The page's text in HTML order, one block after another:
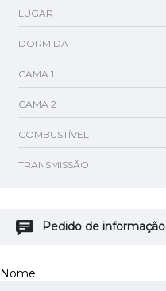
LUGAR
DORMIDA
CAMA 1
CAMA 2
COMBUSTÍVEL
TRANSMISSÃO
Pedido de informação
Nome: